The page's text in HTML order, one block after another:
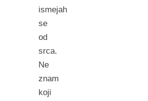
ismejah
se
od
srca.
Ne
znam
koji